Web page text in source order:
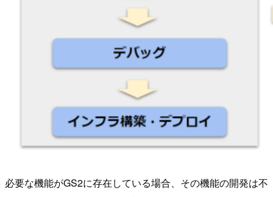
必要な機能がGS2に存在している場合、その機能の開発は不